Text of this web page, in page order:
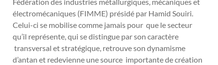
électromécaniques (FIMME) présidé par Hamid Souiri.
Celui-ci se mobilise comme jamais pour que le secteur
qu’il représente, qui se distingue par son caractère
transversal et stratégique, retrouve son dynamisme
d’antan et redevienne une source importante de création